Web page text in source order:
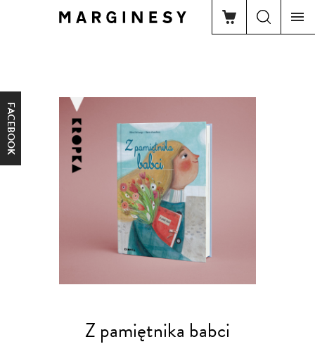
FACEBOOK
Z pamiętnika babci